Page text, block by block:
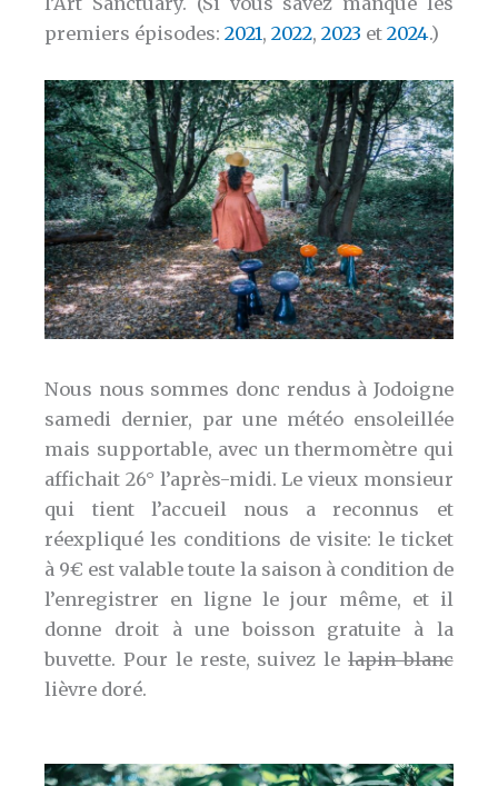
premiers épisodes:2021,2022,2023 et2024.)
Nous nous sommes donc rendus à Jodoigne
samedi dernier, par une météo ensoleillée
mais supportable, avec un thermomètre qui
affichait 26° l’après-midi. Le vieux monsieur
qui tient l’accueil nous a reconnus et
réexpliqué les conditions de visite: le ticket
à 9€ est valable toute la saison à condition de
l’enregistrer en ligne le jour même, et il
donne droit à une boisson gratuite à la
buvette. Pour le reste, suivez le lapin blanc
lièvre doré.